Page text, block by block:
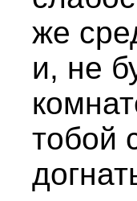
же
и, не
тобой